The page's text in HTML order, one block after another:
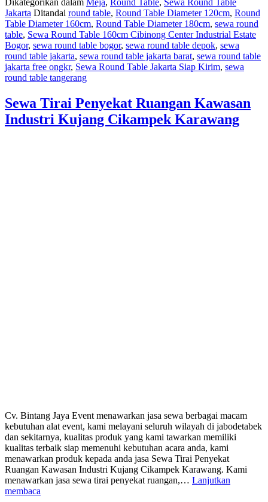
160CM
Dikategorikan dalam Meja, Round Table, Sewa Round Table
Jakarta Ditandai round table, Round Table Diameter 120cm, Round
Table Diameter 160cm, Round Table Diameter 180cm, sewa round
table, Sewa Round Table 160cm Cibinong Center Industrial Estate
Bogor, sewa round table bogor, sewa round table depok, sewa
round table jakarta, sewa round table jakarta barat, sewa round table
jakarta free ongkr, Sewa Round Table Jakarta Siap Kirim, sewa
round table tangerang
Sewa Tirai Penyekat Ruangan Kawasan
Industri Kujang Cikampek Karawang
Cv. Bintang Jaya Event menawarkan jasa sewa berbagai macam
kebutuhan alat event, kami melayani seluruh wilayah di jabodetabek
dan sekitarnya, kualitas produk yang kami tawarkan memiliki
kualitas terbaik siap memenuhi kebutuhan acara anda, kami
menawarkan produk kepada anda jasa Sewa Tirai Penyekat
Ruangan Kawasan Industri Kujang Cikampek Karawang. Kami
menawarkan jasa sewa tirai penyekat ruangan,… Lanjutkan
membaca